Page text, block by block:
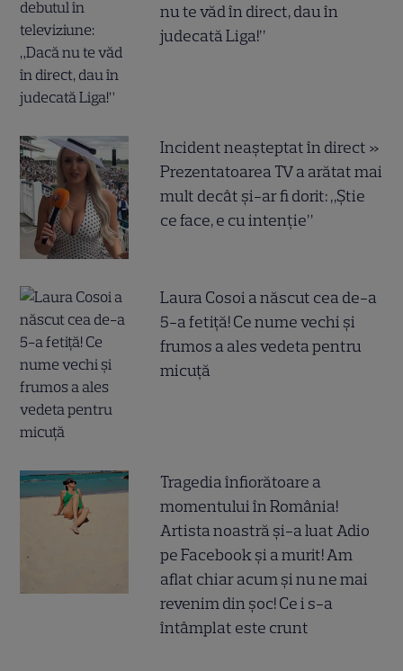
nu te văd în direct, dau în
judecată Liga!”
Incident neașteptat în direct »
Prezentatoarea TV a arătat mai
mult decât și-ar fi dorit: „Știe
ce face, e cu intenție”
Laura Cosoi a născut cea de-a
5-a fetiță! Ce nume vechi și
frumos a ales vedeta pentru
micuță
Tragedia înfiorătoare a
momentului în România!
Artista noastră și-a luat Adio
pe Facebook și a murit! Am
aflat chiar acum și nu ne mai
revenim din șoc! Ce i s-a
întâmplat este crunt